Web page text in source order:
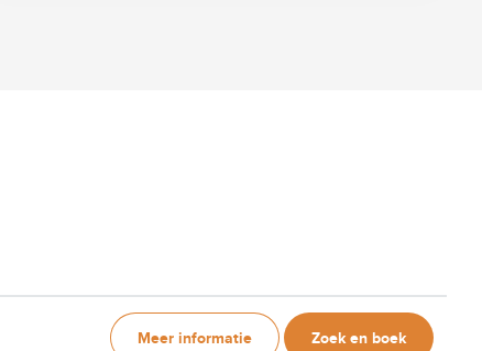
Meer informatie Zoek en boek